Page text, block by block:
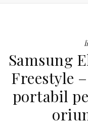
Samsung
Freestyle
portabil